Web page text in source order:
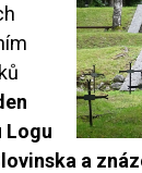
Logu
a